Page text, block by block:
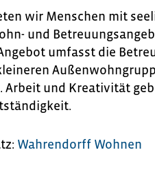
wir Menschen mit
und
umfasst die
Arbeit und Kreativität
Wahrendorff Wohnen